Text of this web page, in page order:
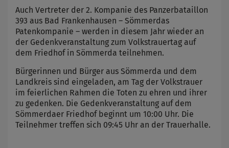
Auch Vertreter der 2. Kompanie des Panzerbataillon
393 aus Bad Frankenhausen – Sömmerdas
Patenkompanie – werden in diesem Jahr wieder an
der Gedenkveranstaltung zum Volkstrauertag auf
dem Friedhof in Sömmerda teilnehmen.
Bürgerinnen und Bürger aus Sömmerda und dem
Landkreis sind eingeladen, am Tag der Volkstrauer
im feierlichen Rahmen die Toten zu ehren und ihrer
zu gedenken. Die Gedenkveranstaltung auf dem
Sömmerdaer Friedhof beginnt um 10:00 Uhr. Die
Teilnehmer treffen sich 09:45 Uhr an der Trauerhalle.